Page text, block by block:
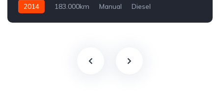
2014 183.000km Manual Diesel